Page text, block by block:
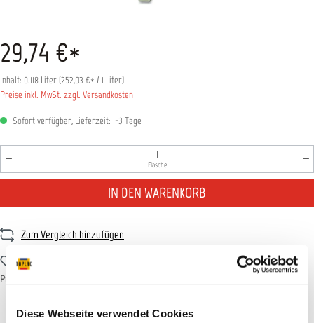
Diese Webseite verwendet Cookies
29,74 €*
Inhalt: 0.118 Liter (252,03 €* / 1 Liter)
Preise inkl. MwSt. zzgl. Versandkosten
Sofort verfügbar, Lieferzeit: 1-3 Tage
Produkt Anzahl: Gib den gewünschten Wert ein oder
Flasche
IN DEN WARENKORB
Zum Vergleich hinzufügen
Zum Merkzettel hinzufügen
Produktnummer: